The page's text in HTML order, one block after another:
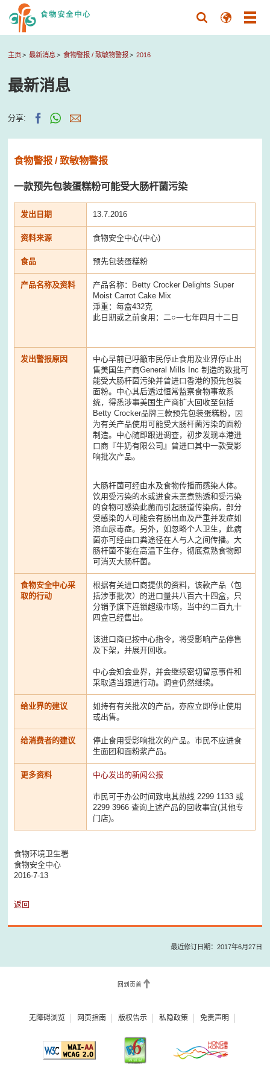
主页 最新消息 食物警报 / 致敏物警报 2016
最新消息
分享:
食物警报 / 致敏物警报
一款预先包装蛋糕粉可能受大肠杆菌污染
发出日期 13.7.2016
资料来源 食物安全中心(中心)
食品 预先包装蛋糕粉
产品名称及资料
产品名称：Betty Crocker Delights Super
Moist Carrot Cake Mix
淨重：每盒432克
此日期或之前食用：二○一七年四月十二日
发出警报原因
中心早前已呼籲市民停止食用及业界停止出
售美国生产商General Mills Inc 制造的数批可
能受大肠杆菌污染并曾进口香港的预先包装
面粉。中心其后透过恒常监察食物事故系
统，得悉涉事美国生产商扩大回收至包括
Betty Crocker品牌三款预先包装蛋糕粉，因
为有关产品使用可能受大肠杆菌污染的面粉
制造。中心随即跟进调查，初步发现本港进
口商『牛奶有限公司』曾进口其中一款受影
响批次产品。
大肠杆菌可经由水及食物传播而感染人体。
饮用受污染的水或进食未烹煮熟透和受污染
的食物可感染此菌而引起肠道传染病，部分
受感染的人可能会有肠出血及严重并发症如
溶血尿毒症。另外，如忽略个人卫生，此病
菌亦可经由口粪途径在人与人之间传播。大
肠杆菌不能在高温下生存，彻底煮熟食物即
可消灭大肠杆菌。
食物安全中心采
取的行动
根据有关进口商提供的资料，该款产品（包
括涉事批次）的进口量共八百六十四盒，只
分销予旗下连锁超级市场，当中约二百九十
四盒已经售出。
该进口商已按中心指令，将受影响产品停售
及下架，并展开回收。
中心会知会业界，并会继续密切留意事件和
采取适当跟进行动。调查仍然继续。
给业界的建议
如持有有关批次的产品，亦应立即停止使用
或出售。
给消费者的建议
停止食用受影响批次的产品。市民不应进食
生面团和面粉浆产品。
更多资料 中心发出的新闻公报
市民可于办公时间致电其热线 2299 1133 或
2299 3966 查询上述产品的回收事宜(其他专
门店)。
食物环境卫生署
食物安全中心
2016-7-13
返回
最近修订日期：2017年6月27日
回到页首
无障碍浏览 网页指南 版权告示 私隐政策 免责声明